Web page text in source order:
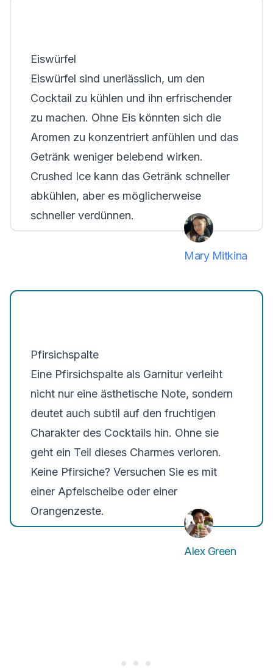
Eiswürfel
Eiswürfel sind unerlässlich, um den
Cocktail zu kühlen und ihn erfrischender
zu machen. Ohne Eis könnten sich die
Aromen zu konzentriert anfühlen und das
Getränk weniger belebend wirken.
Crushed Ice kann das Getränk schneller
abkühlen, aber es möglicherweise
schneller verdünnen.
Mary Mitkina
Pfirsichspalte
Eine Pfirsichspalte als Garnitur verleiht
nicht nur eine ästhetische Note, sondern
deutet auch subtil auf den fruchtigen
Charakter des Cocktails hin. Ohne sie
geht ein Teil dieses Charmes verloren.
Keine Pfirsiche? Versuchen Sie es mit
einer Apfelscheibe oder einer
Orangenzeste.
Alex Green